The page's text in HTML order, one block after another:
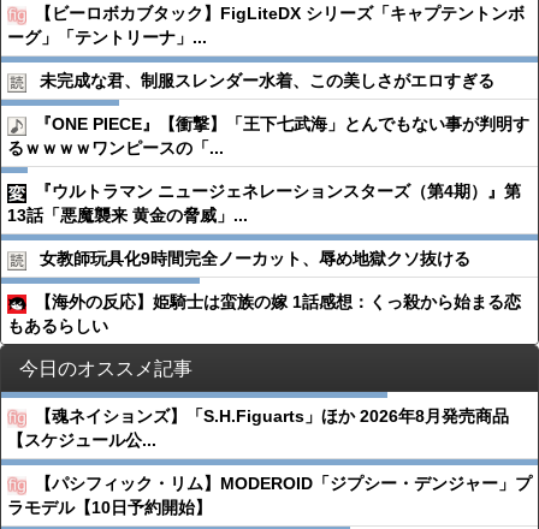
【ビーロボカブタック】FigLiteDX シリーズ「キャプテントンボ
ーグ」「テントリーナ」...
未完成な君、制服スレンダー水着、この美しさがエロすぎる
『ONE PIECE』【衝撃】「王下七武海」とんでもない事が判明す
るｗｗｗｗワンピースの「...
『ウルトラマン ニュージェネレーションスターズ（第4期）』第
13話「悪魔襲来 黄金の脅威」...
女教師玩具化9時間完全ノーカット、辱め地獄クソ抜ける
【海外の反応】姫騎士は蛮族の嫁 1話感想：くっ殺から始まる恋
もあるらしい
今日のオススメ記事
【魂ネイションズ】「S.H.Figuarts」ほか 2026年8月発売商品
【スケジュール公...
【パシフィック・リム】MODEROID「ジプシー・デンジャー」プ
ラモデル【10日予約開始】